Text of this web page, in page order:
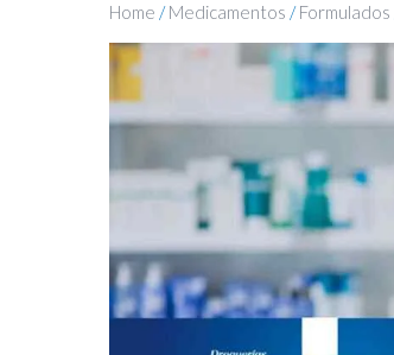
Home /Medicamentos /Formulados